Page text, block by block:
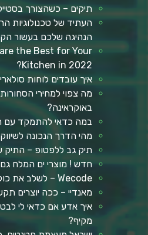
תיקים – כשהצורך
העתיד של טכנולוגיות
הנהיגה שלכם בעשור
the Best for Your
Kitchen in 2022?
איך עובדים לוחות
מה צפוי למחירי
באוקראינה?
במה כדאי להתמקד עם
מהי הדרך הנכונה
תיק גב ללפטופ – התיק
חדש ! מוצרי ים המלח
Wecode – לשלב את כולם בעולם ההייטק
מאנדיי – ככה יוצרים
איך אדע אם כדאי לי
מקיף?